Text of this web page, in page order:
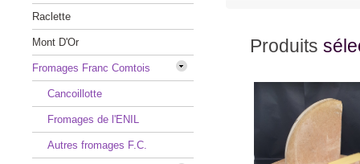
Produits
Raclette
Mont D'Or
Fromages Franc Comtois
Cancoillotte
Fromages de l'ENIL
Autres fromages F.C.